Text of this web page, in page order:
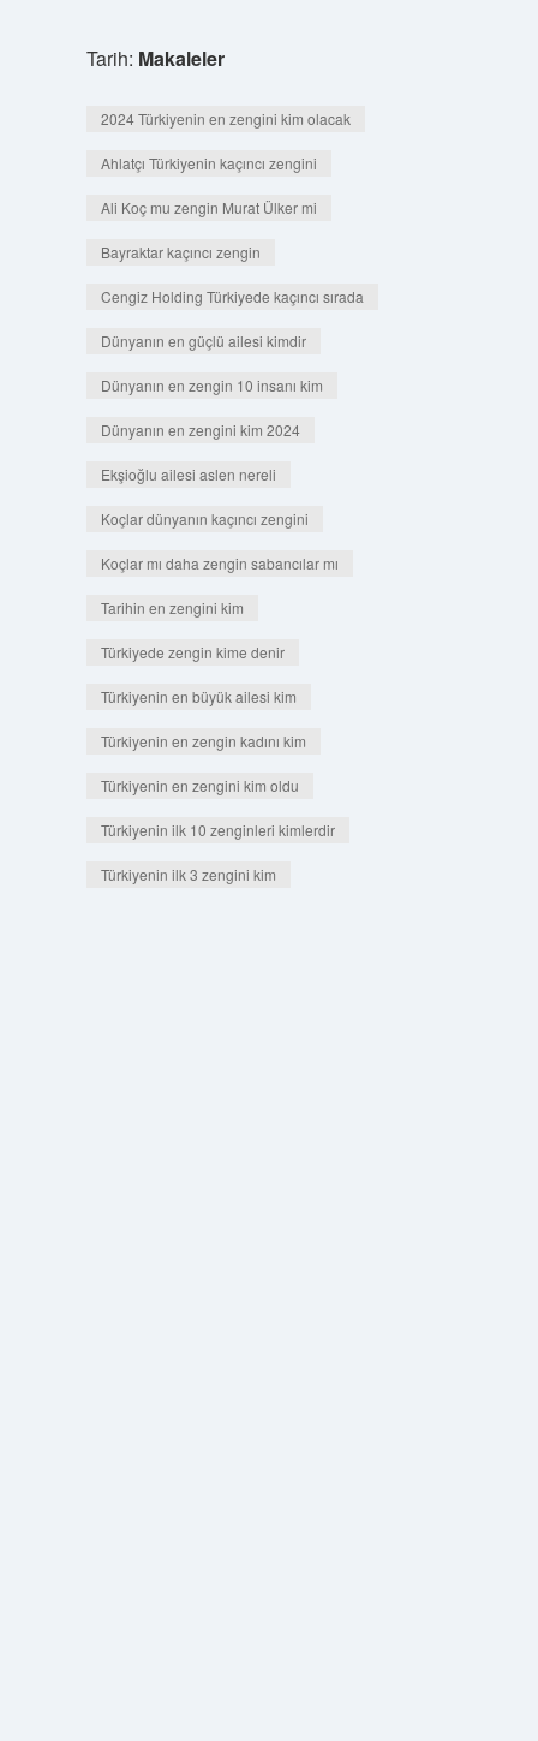
Tarih: Makaleler
2024 Türkiyenin en zengini kim olacak
Ahlatçı Türkiyenin kaçıncı zengini
Ali Koç mu zengin Murat Ülker mi
Bayraktar kaçıncı zengin
Cengiz Holding Türkiyede kaçıncı sırada
Dünyanın en güçlü ailesi kimdir
Dünyanın en zengin 10 insanı kim
Dünyanın en zengini kim 2024
Ekşioğlu ailesi aslen nereli
Koçlar dünyanın kaçıncı zengini
Koçlar mı daha zengin sabancılar mı
Tarihin en zengini kim
Türkiyede zengin kime denir
Türkiyenin en büyük ailesi kim
Türkiyenin en zengin kadını kim
Türkiyenin en zengini kim oldu
Türkiyenin ilk 10 zenginleri kimlerdir
Türkiyenin ilk 3 zengini kim